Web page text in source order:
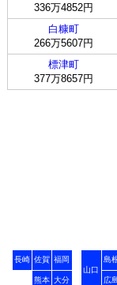
336万4852円
白糠町
266万5607円
標津町
377万8657円
長崎 佐賀 福岡
山口
島
熊本 大分 広